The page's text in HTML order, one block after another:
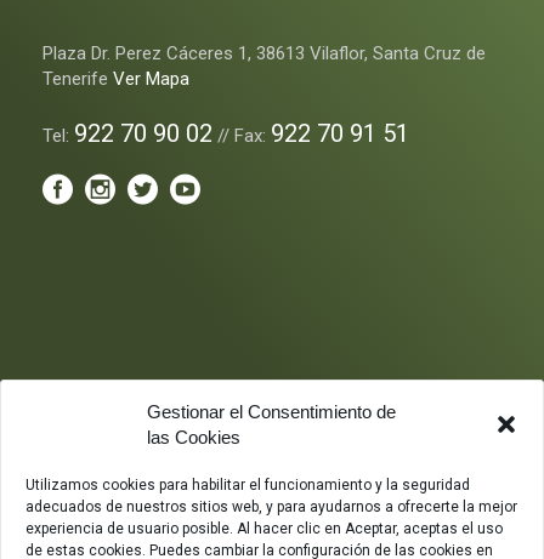
Gestionar el Consentimiento de
las Cookies
Utilizamos cookies para habilitar el funcionamiento y la seguridad
adecuados de nuestros sitios web, y para ayudarnos a ofrecerte la mejor
experiencia de usuario posible. Al hacer clic en Aceptar, aceptas el uso
de estas cookies. Puedes cambiar la configuración de las cookies en
Plaza Dr. Perez Cáceres 1, 38613 Vilaflor, Santa Cruz de
Tenerife Ver Mapa
Tel: 922 70 90 02 // Fax: 922 70 91 51